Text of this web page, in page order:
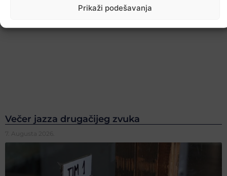
Prikaži podešavanja
Večer jazza drugačijeg zvuka
7. Augusta 2026.